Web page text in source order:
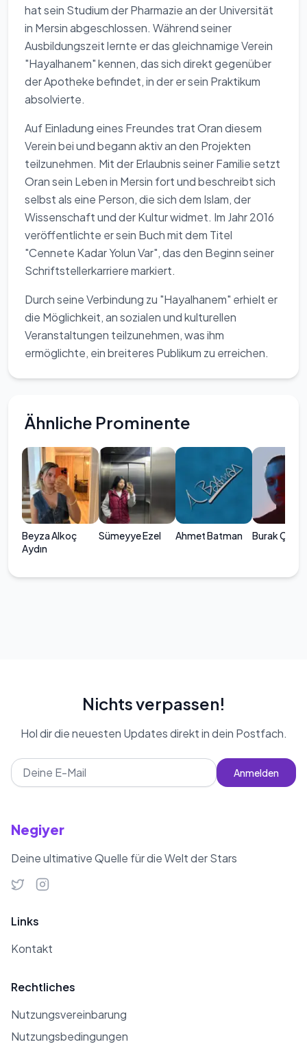
hat sein Studium der Pharmazie an der Universität
in Mersin abgeschlossen. Während seiner
Ausbildungszeit lernte er das gleichnamige Verein
"Hayalhanem" kennen, das sich direkt gegenüber
der Apotheke befindet, in der er sein Praktikum
absolvierte.
Auf Einladung eines Freundes trat Oran diesem
Verein bei und begann aktiv an den Projekten
teilzunehmen. Mit der Erlaubnis seiner Familie setzt
Oran sein Leben in Mersin fort und beschreibt sich
selbst als eine Person, die sich dem Islam, der
Wissenschaft und der Kultur widmet. Im Jahr 2016
veröffentlichte er sein Buch mit dem Titel
"Cennete Kadar Yolun Var", das den Beginn seiner
Schriftstellerkarriere markiert.
Durch seine Verbindung zu "Hayalhanem" erhielt er
die Möglichkeit, an sozialen und kulturellen
Veranstaltungen teilzunehmen, was ihm
ermöglichte, ein breiteres Publikum zu erreichen.
Ähnliche Prominente
Beyza Alkoç
Aydın
Sümeyye Ezel Ahmet Batman Burak Çakır
Nichts verpassen!
Hol dir die neuesten Updates direkt in dein Postfach.
Anmelden
Negiyer
Deine ultimative Quelle für die Welt der Stars
Links
Kontakt
Rechtliches
Nutzungsvereinbarung
Nutzungsbedingungen